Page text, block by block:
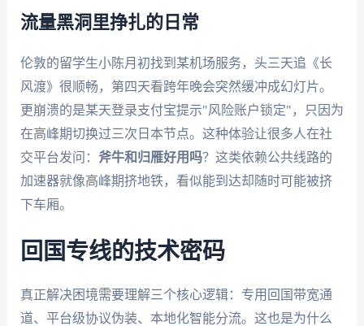
流量黑洞里挣扎的日常
伦敦的留学生小陈月初找到某机场服务，头三天追《长
风渡》很顺畅，第四天看跨年晚会突然缓冲成幻灯片。
更崩溃的是某天登录支付宝提示"风险账户锁定"，只因为
在高峰期切换过三次日本节点。这种体验让很多人在社
交平台发问： 斧牛和归雁好用吗？这类依赖公共线路的
加速器就像高峰期挤地铁，看似能到达却随时可能被挤
下车厢。
回国专线的技术密码
真正解决困境需要理解三个核心逻辑：专用回国带宽通
道、平台级协议伪装、本地化智能分流。这也是为什么